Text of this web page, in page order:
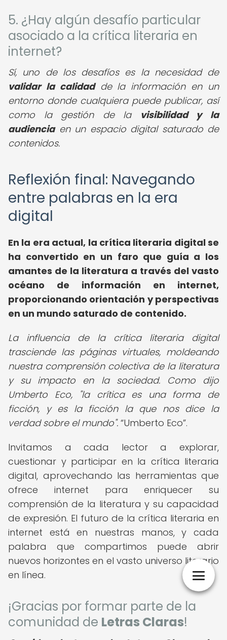
5. ¿Hay algún desafío particular
asociado a la crítica literaria en
internet?
Sí, uno de los desafíos es la necesidad de
validar la calidadde la información en un
entorno donde cualquiera puede publicar, así
como la gestión de la visibilidad y la
audienciaen un espacio digital saturado de
contenidos.
Reflexión final: Navegando
entre palabras en la era
digital
En la era actual, la crítica literaria digital se
ha convertido en un faro que guía a los
amantes de la literatura a través del vasto
océano de información en internet,
proporcionando orientación y perspectivas
en un mundo saturado de contenido.
La influencia de la crítica literaria digital
trasciende las páginas virtuales, moldeando
nuestra comprensión colectiva de la literatura
y su impacto en la sociedad. Como dijo
Umberto Eco, "la crítica es una forma de
ficción, y es la ficción la que nos dice la
verdad sobre el mundo". Umberto Eco .
Invitamos a cada lector a explorar,
cuestionar y participar en la crítica literaria
digital, aprovechando las herramientas que
ofrece internet para enriquecer su
comprensión de la literatura y su capacidad
de expresión. El futuro de la crítica literaria en
internet está en nuestras manos, y cada
palabra que compartimos puede abrir
nuevos horizontes en el vasto universo literario
en línea.
¡Gracias por formar parte de la
comunidad de Letras Claras!